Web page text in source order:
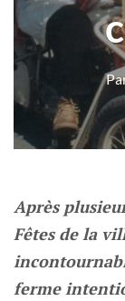
Après
Fêtes de la
ferme